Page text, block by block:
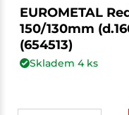
EUROMETAL
150/130mm
(654513)
Skladem 4ks